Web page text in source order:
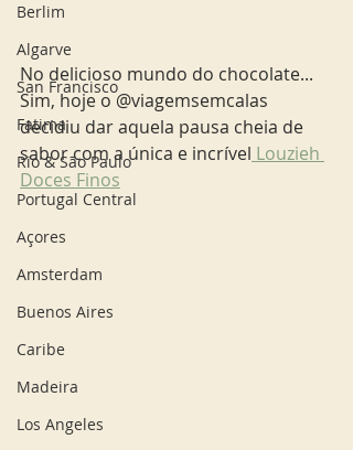
Berlim
Algarve
San Francisco
Fatima
Rio & São Paulo
Portugal Central
Açores
Amsterdam
Buenos Aires
Caribe
Madeira
Los Angeles
No delicioso mundo do chocolate...
Sim, hoje o @viagemsemcalas
decidiu dar aquela pausa cheia de
sabor com a única e incrível Louzieh
Doces Finos